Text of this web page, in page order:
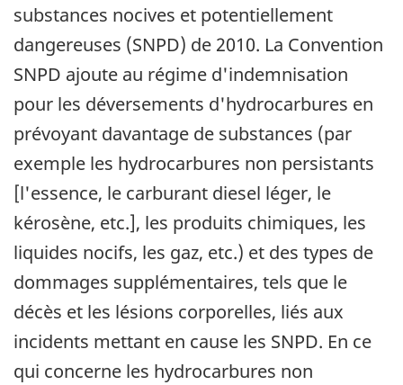
substances nocives et potentiellement
dangereuses (SNPD) de 2010. La Convention
SNPD ajoute au régime d'indemnisation
pour les déversements d'hydrocarbures en
prévoyant davantage de substances (par
exemple les hydrocarbures non persistants
[l'essence, le carburant diesel léger, le
kérosène, etc.], les produits chimiques, les
liquides nocifs, les gaz, etc.) et des types de
dommages supplémentaires, tels que le
décès et les lésions corporelles, liés aux
incidents mettant en cause les SNPD. En ce
qui concerne les hydrocarbures non